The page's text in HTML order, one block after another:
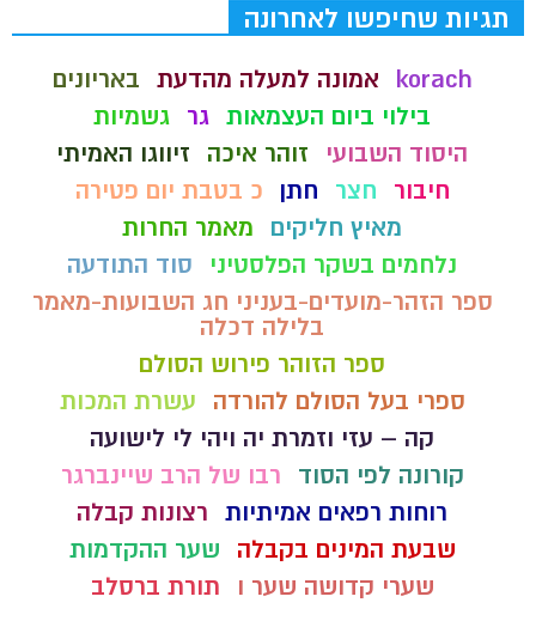
תגיות שחיפשו לאחרונה
korach אמונה למעלה מהדעת באריונים
בילוי ביום העצמאות גר גשמיות
היסוד השבועי
זוהר איכה
זיווגו האמיתי
חיבור
חצר חתן
כ בטבת יום פטירה
מאיץ חליקים
מאמר החרות
נלחמים בשקר הפלסטיני
סוד התודעה
ספר הזהר-מועדים-בעניני חג השבועות-מאמר
בלילה דכלה
ספר הזוהר פירוש הסולם
ספרי בעל הסולם להורדה
עשרת המכות
קה – עזי וזמרת יה ויהי לי לישועה
קורונה לפי הסוד
רבו של הרב שיינברגר
רוחות רפאים אמיתיות רצונות קבלה
שבעת המינים בקבלה
שער ההקדמות
שערי קדושה שער ו
תורת ברסלב